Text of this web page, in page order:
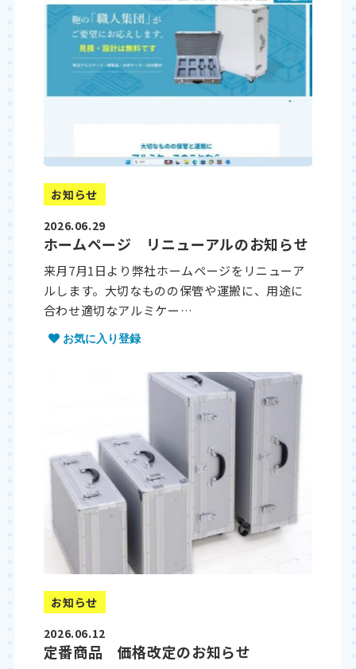
お知らせ
2026.06.29
ホームページ リニューアルのお知らせ
来月7月1日より弊社ホームページをリニューア
ルします。大切なものの保管や運搬に、用途に
合わせ適切なアルミケー…
お気に入り登録
お知らせ
2026.06.12
定番商品 価格改定のお知らせ